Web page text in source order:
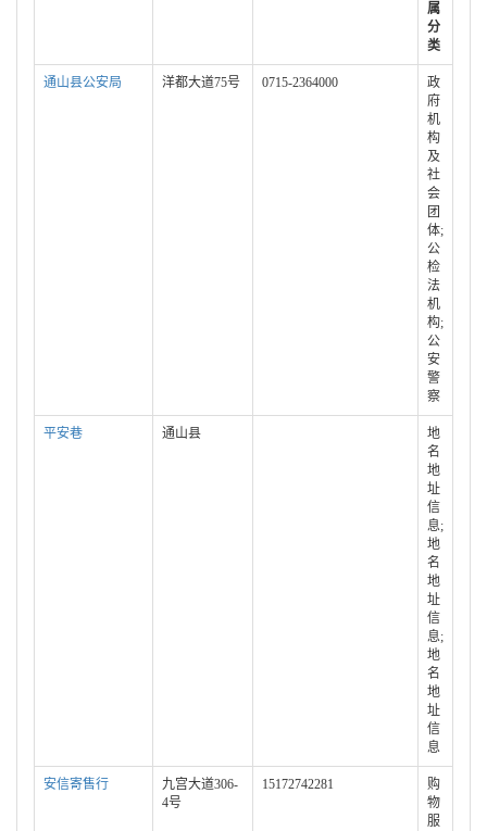
属
分
类
通山县公安局 洋都大道75号 0715-2364000
政
府
机
构
及
社
会
团
体;
公
检
法
机
构;
公
安
警
察
平安巷 通山县
地
名
地
址
信
息;
地
名
地
址
信
息;
地
名
地
址
信
息
安信寄售行
九宫大道306-
4号
15172742281
购
物
服